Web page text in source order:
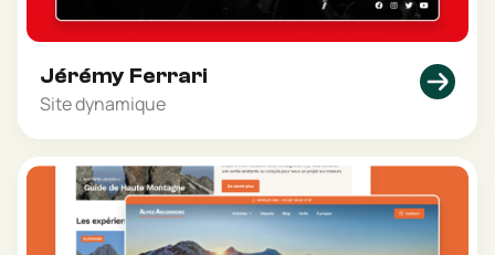
Jérémy Ferrari
Site dynamique